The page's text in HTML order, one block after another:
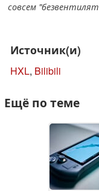
совсем
Источник(и)
HXL, Bilibili
Ещё по теме